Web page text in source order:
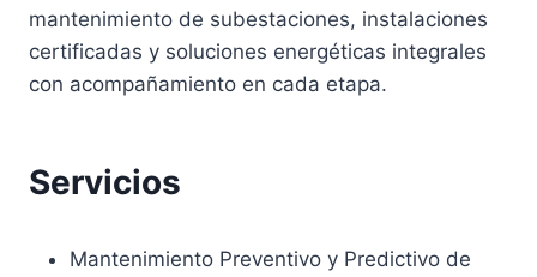
mantenimiento de subestaciones, instalaciones
certificadas y soluciones energéticas integrales
con acompañamiento en cada etapa.
Servicios
Mantenimiento Preventivo y Predictivo de